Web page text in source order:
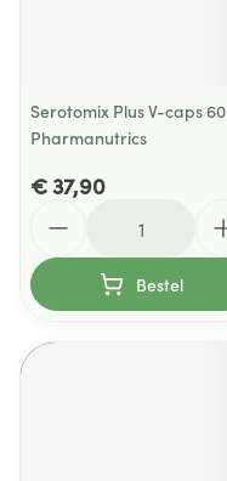
Serotomix Plus V-caps 60
Pharmanutrics
€ 37,90
Bestel